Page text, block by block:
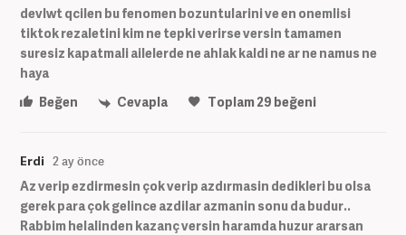
devlwt qcilen bu fenomen bozuntularini ve en onemlisi
tiktok rezaletini kim ne tepki verirse versin tamamen
suresiz kapatmali ailelerde ne ahlak kaldi ne ar ne namus ne
haya
Beğen
Cevapla Toplam29 beğeni
Erdi 2 ay önce
Az verip ezdirmesin çok verip azdırmasin dedikleri bu olsa
gerek para çok gelince azdilar azmanin sonu da budur..
Rabbim helalinden kazanç versin haramda huzur ararsan